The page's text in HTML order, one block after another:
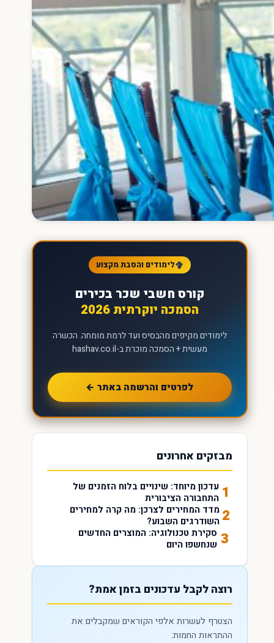
לימודים והסבת מקצוע
קורס חשבי שכר בכירים
הסמכה יוקרתית 2026
לימודים מקיפים מהבסיס ועד לרמת מומחה. הכשרה
מעשית + הסמכה מוכרת ב-hashav.co.il
לפרטים והרשמה באתר ←
מבזקים אחרונים
1 עדכון מיוחד: שינויים בלוח הזמנים של
התחבורה הציבורית
2 מדד המחירים לצרכן: מה קרה למחירים
השודרגים השבוע?
3 סקירת טכנולוגיה: המוצרים החדשים
שנחשפו היום
רוצה לקבל עדכונים בזמן אמת?
הצטרף לעשרות אלפי הקוראים שמקבלים את
ההתראות החמות: